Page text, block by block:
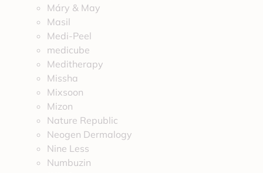
Máry & May
Masil
Medi-Peel
medicube
Meditherapy
Missha
Mixsoon
Mizon
Nature Republic
Neogen Dermalogy
Nine Less
Numbuzin